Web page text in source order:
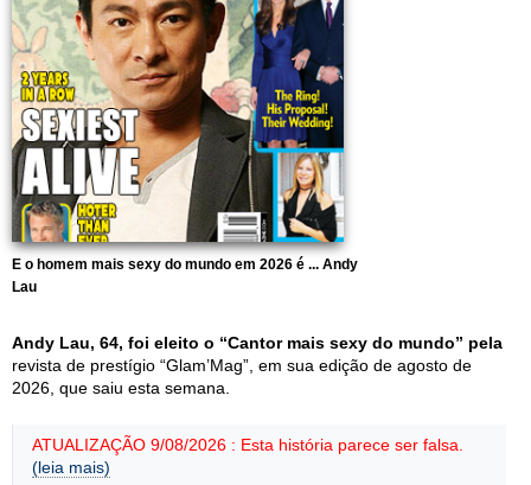
E o homem mais sexy do mundo em 2026 é ... Andy
Lau
Andy Lau, 64, foi eleito o “Cantor mais sexy do mundo” pela
revista de prestígio “Glam’Mag”, em sua edição de agosto de
2026, que saiu esta semana.
ATUALIZAÇÃO 9/08/2026 : Esta história parece ser falsa.
(leia mais)